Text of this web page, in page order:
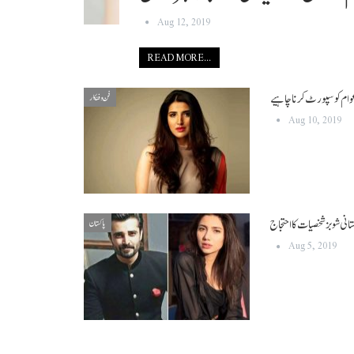
Aug 12, 2019
READ MORE...
فن و فنکار کو سپورٹ کرنا چاہیے
Aug 10, 2019
پاکستان شوبز شخصیات کا احتجاج
Aug 5, 2019